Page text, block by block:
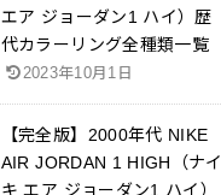
エア ジョーダン1 ハイ）歴
代カラーリング全種類一覧
2023年10月1日
【完全版】2000年代 NIKE
AIR JORDAN 1 HIGH（ナイ
キ エア ジョーダン1 ハイ）